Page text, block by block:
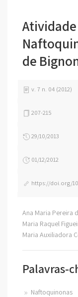
de
v. 7 n. 04 (2012)
207-215
29/10/2013
01/12/2012
https://doi.org/
Ana Maria Pereira
Maria Raquel
Maria Auxiliadora
Palavras-
Naftoquinonas